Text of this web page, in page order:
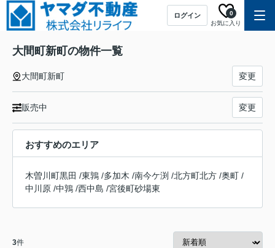
ログイン
お気に入り
0
大間町新町の物件一覧
大間町新町 変更
販売中 変更
おすすめのエリア
木曽川町黒田 /東鶉 /多加木 /南今ケ渕 /北方町北方 /奥町 /
中川原 /中鶉 /西中島 /宮後町砂場東
3件